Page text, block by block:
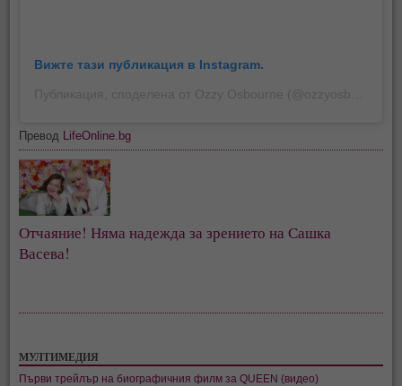
Вижте тази публикация в Instagram.
Превод LifeOnline.bg
Отчаяние! Няма надежда за зрението на Сашка
Васева!
МУЛТИМЕДИЯ
Първи трейлър на биографичния филм за QUEEN (видео)